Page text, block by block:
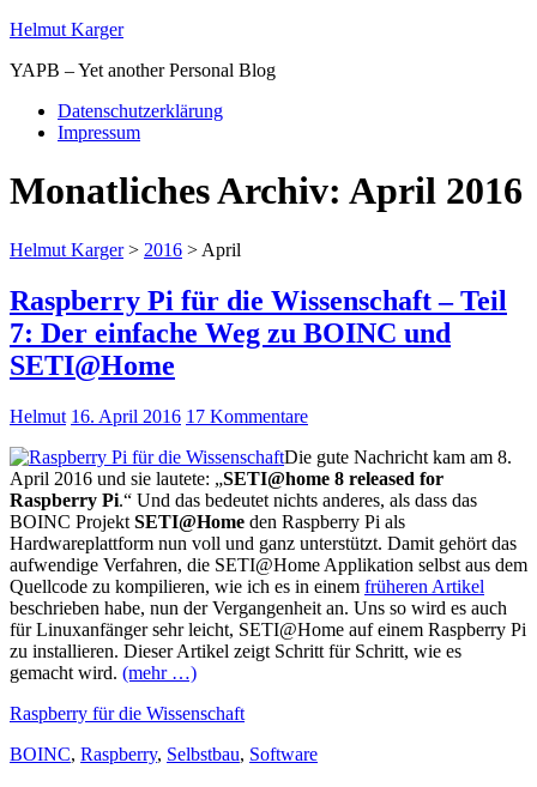
Helmut Karger
YAPB – Yet another Personal Blog
Datenschutzerklärung
Impressum
Monatliches Archiv: April 2016
Helmut Karger> 2016 > April
Raspberry Pi für die Wissenschaft – Teil
7: Der einfache Weg zu BOINC und
SETI@Home
Helmut 16. April 2016 17 Kommentare
Die gute Nachricht kam am 8.
April 2016 und sie lautete: „SETI@home 8 released for
Raspberry Pi.“ Und das bedeutet nichts anderes, als dass das
BOINC Projekt SETI@Home den Raspberry Pi als
Hardwareplattform nun voll und ganz unterstützt. Damit gehört das
aufwendige Verfahren, die SETI@Home Applikation selbst aus dem
Quellcode zu kompilieren, wie ich es in einem früheren Artikel
beschrieben habe, nun der Vergangenheit an. Uns so wird es auch
für Linuxanfänger sehr leicht, SETI@Home auf einem Raspberry Pi
zu installieren. Dieser Artikel zeigt Schritt für Schritt, wie es
gemacht wird. (mehr …)
Raspberry für die Wissenschaft
BOINC, Raspberry, Selbstbau, Software